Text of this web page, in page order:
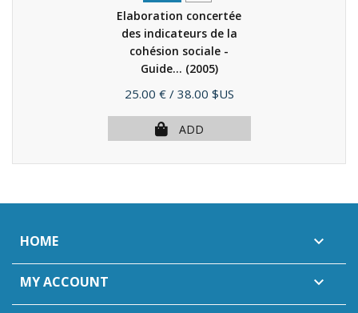
Elaboration concertée
des indicateurs de la
cohésion sociale -
Guide... (2005)
Price
25.00 € / 38.00 $US
ADD
HOME 
MY ACCOUNT 